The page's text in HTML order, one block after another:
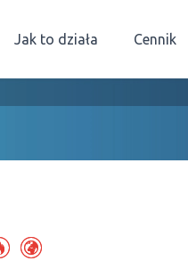
Jak to działa Cennik